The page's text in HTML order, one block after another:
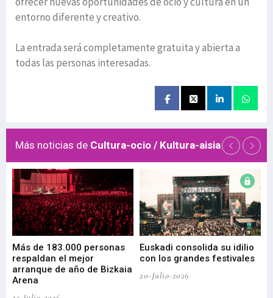
entorno diferente y creativo.
La entrada será completamente gratuita y abierta a
todas las personas interesadas.
Más noticias de Cultura-ocio / Kultura-aisia
Más de 183.000 personas
respaldan el mejor
arranque de año de Bizkaia
Arena
Euskadi consolida su idilio
con los grandes festivales
20-Julio-2026